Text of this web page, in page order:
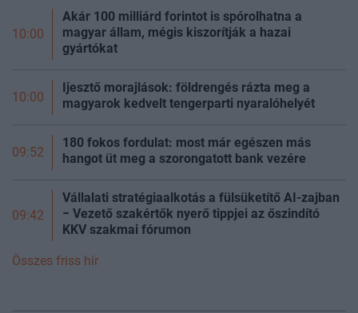
10:00
Akár 100 milliárd forintot is spórolhatna a
magyar állam, mégis kiszorítják a hazai
gyártókat
10:00
Ijesztő morajlások: földrengés rázta meg a
magyarok kedvelt tengerparti nyaralóhelyét
09:52
180 fokos fordulat: most már egészen más
hangot üt meg a szorongatott bank vezére
09:42
Vállalati stratégiaalkotás a fülsüketítő AI-zajban
− Vezető szakértők nyerő tippjei az őszindító
KKV szakmai fórumon
Összes friss hír